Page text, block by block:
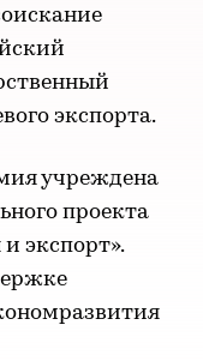
экспорта.
учреждена
проекта
экспорт».